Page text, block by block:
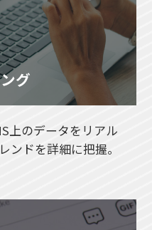
グ
上のデータをリアル
ンドを詳細に把握。